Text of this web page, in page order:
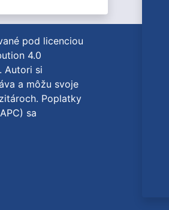
pod licenciou
4.0
. Autori si
a môžu svoje
Poplatky
sa